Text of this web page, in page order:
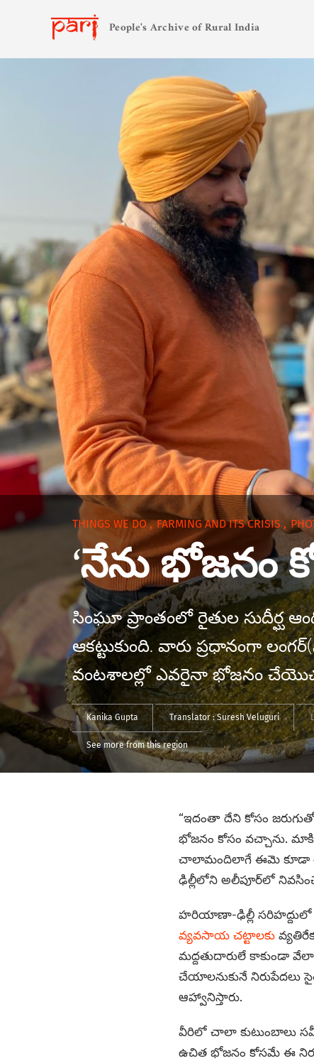
People's Archive of Rural India
THINGS WE DO,FARMING AND ITS CRISIS ,
‘నేను భోజనం
సింఘూ ప్రాంతంలో రైతుల సుదీర్ఘ
ఆకట్టుకుంది. వారు ప్రధానంగా
వంటశాలల్లో ఎవరైనా భోజనం
Kanika Gupta Translator :Suresh Veluguri
See more from this region
“ఇదంతా దేని కోసం
భోజనం కోసం వచ్చాను.
చాలామందిలాగే ఈమె కూడా తన
ఢిల్లీలోని అలీపూర్‌లో నివసించే
హరియాణా-ఢిల్లీ సరిహద్దులో
వ్యవసాయ చట్టాలకు
మద్దతుదారులే కాకుండా
చేయాలనుకునే నిరుపేదలు
ఆహ్వానిస్తారు.
వీరిలో చాలా కుటుంబాలు
ఉచిత భోజనం కోసమే ఈ